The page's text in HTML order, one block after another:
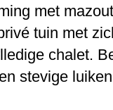
met
tuin met
chalet.
stevige